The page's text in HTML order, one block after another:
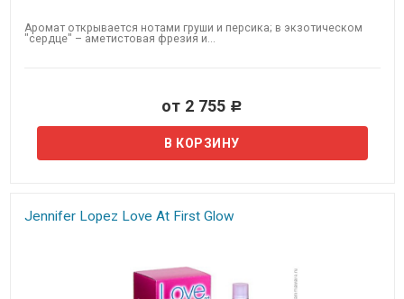
Аромат открывается нотами груши и персика; в экзотическом
"сердце" – аметистовая фрезия и...
от 2 755 Р
Jennifer Lopez Love At First Glow